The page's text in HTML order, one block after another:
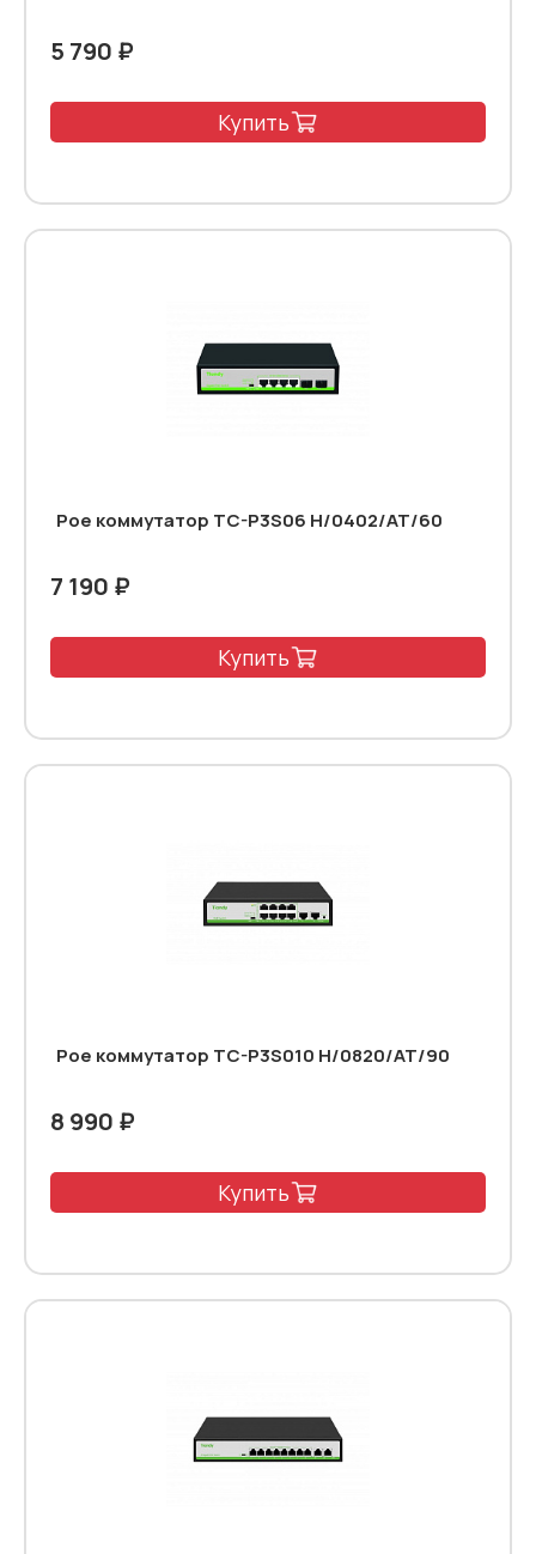
5 790 ₽
Купить
Poe коммутатор TC-P3S06 H/0402/AT/60
7 190 ₽
Купить
Poe коммутатор TC-P3S010 H/0820/AT/90
8 990 ₽
Купить